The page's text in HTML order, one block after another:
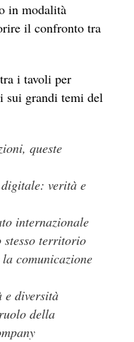
in modalità
il confronto tra
i tavoli per
sui grandi temi del
queste
verità e
internazionale
territorio
comunicazione
e diversità
della